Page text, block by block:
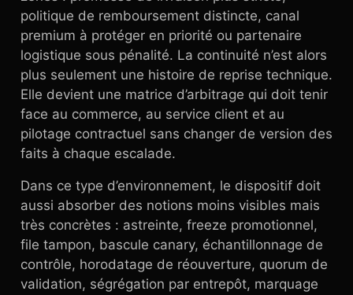
politique de remboursement distincte, canal
premium à protéger en priorité ou partenaire
logistique sous pénalité. La continuité n’est alors
plus seulement une histoire de reprise technique.
Elle devient une matrice d’arbitrage qui doit tenir
face au commerce, au service client et au
pilotage contractuel sans changer de version des
faits à chaque escalade.
Dans ce type d’environnement, le dispositif doit
aussi absorber des notions moins visibles mais
très concrètes : astreinte, freeze promotionnel,
file tampon, bascule canary, échantillonnage de
contrôle, horodatage de réouverture, quorum de
validation, ségrégation par entrepôt, marquage